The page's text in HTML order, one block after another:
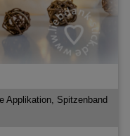
Applikation, Spitzenband